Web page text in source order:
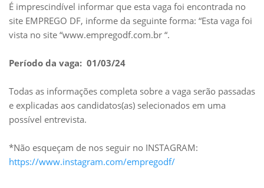
É imprescindível informar que esta vaga foi encontrada no
site EMPREGO DF, informe da seguinte forma: “Esta vaga foi
vista no site “www.empregodf.com.br “.
Período da vaga: 01/03/24
Todas as informações completa sobre a vaga serão passadas
e explicadas aos candidatos(as) selecionados em uma
possível entrevista.
*Não esqueçam de nos seguir no INSTAGRAM:
https://www.instagram.com/empregodf/